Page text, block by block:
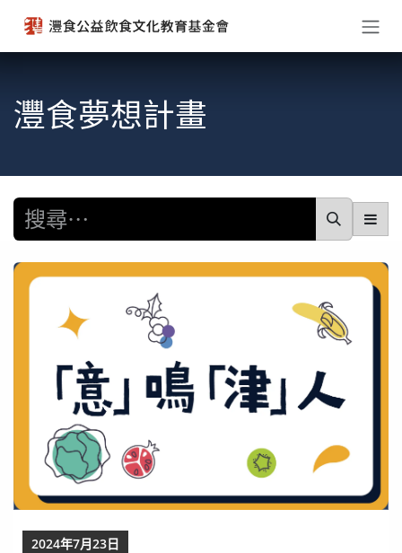
灃食夢想計畫
2024年7月23日